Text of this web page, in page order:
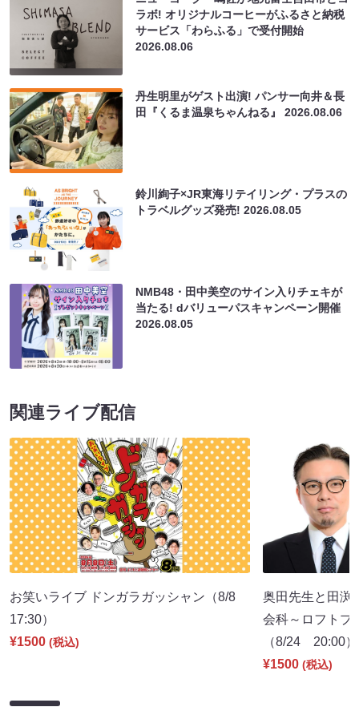
ラボ! オリジナルコーヒーがふるさと納税
サービス「わらふる」で受付開始
2026.08.06
丹生明里がゲスト出演! パンサー向井＆長
田『くるま温泉ちゃんねる』2026.08.06
鈴川絢子×JR東海リテイリング・プラスの
トラベルグッズ発売!2026.08.05
NMB48・田中美空のサイン入りチェキが
当たる! dバリューパスキャンペーン開催
2026.08.05
関連ライブ配信
お笑いライブ ドンガラガッシャン（8/8
17:30）
¥1500 (税込)
奥田先生と田渕
会科～ロフトプ
（8/24 20:00）
¥1500 (税込)